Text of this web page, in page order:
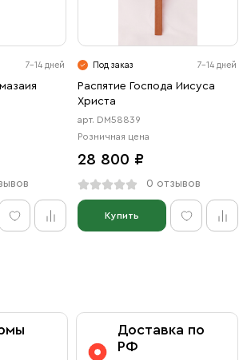
7-14 дней Под заказ 7-14 дней
Распятие Господа Иисуса
Христа
арт. DM58839
Розничная цена
28 800 ₽
0 отзывов
Купить
Доставка по
РФ